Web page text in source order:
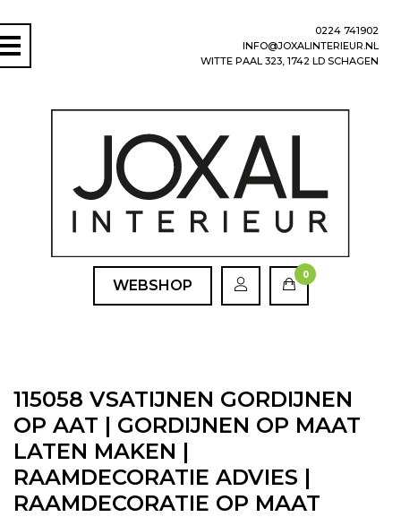
0224 741902
INFO@JOXALINTERIEUR.NL
WITTE PAAL 323, 1742 LD SCHAGEN
WEBSHOP
0
115058 VSATIJNEN GORDIJNEN
OP AAT | GORDIJNEN OP MAAT
LATEN MAKEN |
RAAMDECORATIE ADVIES |
RAAMDECORATIE OP MAAT